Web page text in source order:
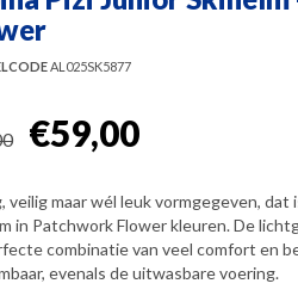
AL025SK5877
€59,00
veilig maar wél leuk vormgegeven, dat
in Patchwork Flower kleuren. De
combinatie van veel comfort en
evenals de uitwasbare voering.